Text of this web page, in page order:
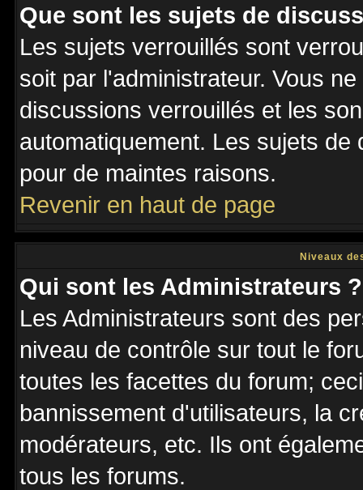
Que sont les sujets de
Les sujets verrouillés sont
soit par l'administrateur. Vous
discussions verrouillés et les
automatiquement. Les sujets
pour de maintes raisons.
Revenir en haut de page
Niveaux
Qui sont les Administrateurs ?
Les Administrateurs sont des
niveau de contrôle sur tout le
toutes les facettes du forum;
bannissement d'utilisateurs, la
modérateurs, etc. Ils ont
tous les forums.